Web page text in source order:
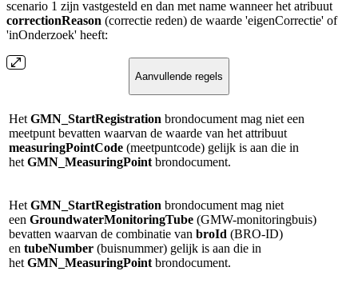
scenario 1 zijn vastgesteld en dan met name wanneer het atribuut
correctionReason (correctie reden) de waarde 'eigenCorrectie' of
'inOnderzoek' heeft:
Aanvullende regels
Het GMN_StartRegistration brondocument mag niet een
meetpunt bevatten waarvan de waarde van het attribuut
measuringPointCode (meetpuntcode) gelijk is aan die in
het GMN_MeasuringPoint brondocument.
Het GMN_StartRegistration brondocument mag niet
een GroundwaterMonitoringTube (GMW-monitoringbuis)
bevatten waarvan de combinatie van broId (BRO-ID)
en tubeNumber (buisnummer) gelijk is aan die in
het GMN_MeasuringPoint brondocument.